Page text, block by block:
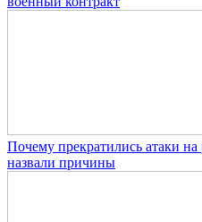
Почему прекратились атаки
назвали причины